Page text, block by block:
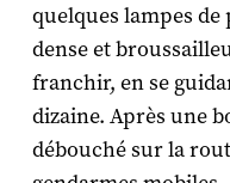
quelques lampes de
dense et
franchir, en se
dizaine. Après une
débouché sur la